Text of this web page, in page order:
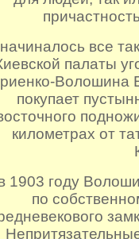
все
палаты
Волошина
покупает
километрах от
1903 году
по